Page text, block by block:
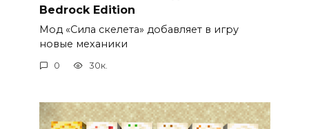
Bedrock Edition
Мод «Сила скелета» добавляет в игру
новые механики
0 30к.